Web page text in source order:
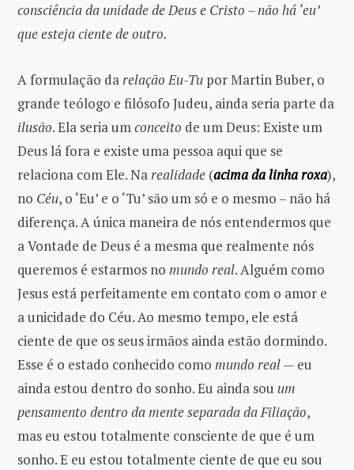
consciência da unidade de Deus e Cristo – não há ‘eu’
que esteja ciente de outro.
A formulação darelação Eu-Tu por Martin Buber, o
grande teólogo e filósofo Judeu, ainda seria parte da
ilusão. Ela seria umconceito de um Deus: Existe um
Deus lá fora e existe uma pessoa aqui que se
relaciona com Ele. Narealidade (acima da linha roxa),
no Céu, o ‘Eu’ e o ‘Tu’ são um só e o mesmo – não há
diferença. A única maneira de nós entendermos que
a Vontade de Deus é a mesma que realmente nós
queremos é estarmos no mundo real. Alguém como
Jesus está perfeitamente em contato com o amor e
a unicidade do Céu. Ao mesmo tempo, ele está
ciente de que os seus irmãos ainda estão dormindo.
Esse é o estado conhecido como mundo real— eu
ainda estou dentro do sonho. Eu ainda sou um
pensamento dentro da mente separada da Filiação,
mas eu estou totalmente consciente de que é um
sonho. E eu estou totalmente ciente de que eu sou